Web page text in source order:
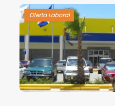
Oferta Laboral